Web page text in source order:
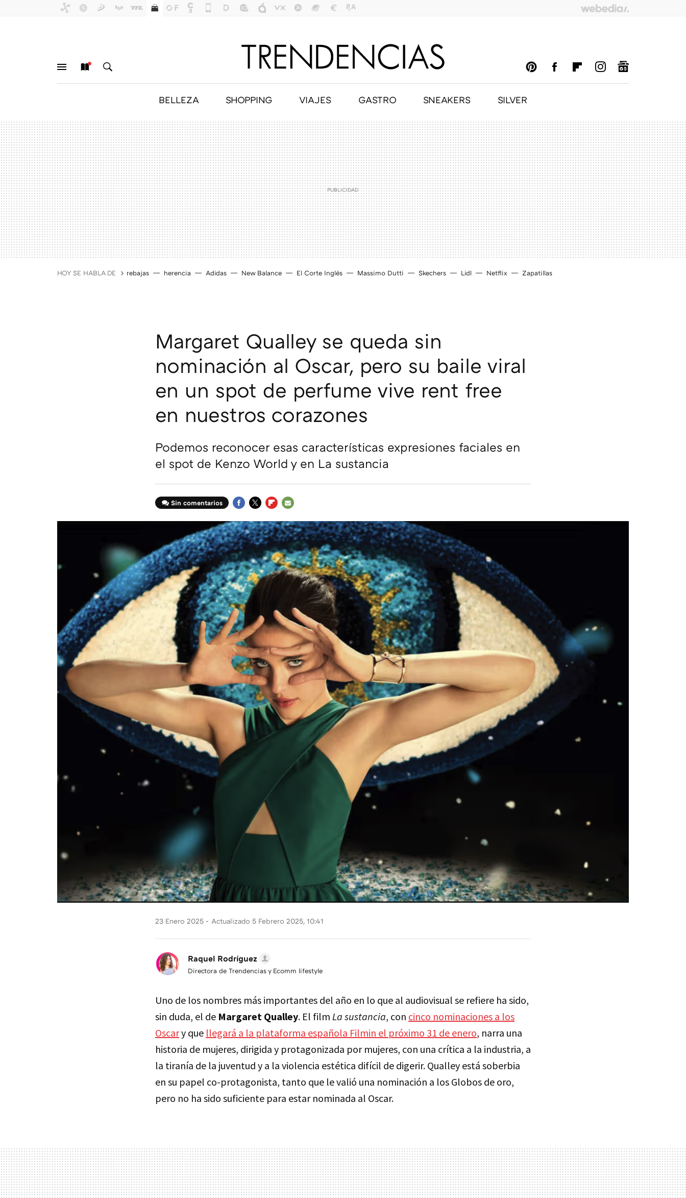
BELLEZA SHOPPING VIAJES GASTRO SNEAKERS SILVER
HOY SE HABLA DE rebajas herencia Adidas New Balance El Corte Inglés Massimo Dutti Skechers Lidl Netflix Zapatillas
Margaret Qualley se queda sin
nominación al Oscar, pero su baile viral
en un spot de perfume vive rent free
en nuestros corazones
Podemos reconocer esas características expresiones faciales en
el spot de Kenzo World y en La sustancia
Sin comentarios
MAIL
23 Enero 2025 Actualizado 5 Febrero 2025, 10:41
Raquel Rodríguez
Directora de Trendencias y Ecomm lifestyle
Uno de los nombres más importantes del año en lo que al audiovisual se refiere ha sido,
sin duda, el de Margaret Qualley. El film La sustancia, con cinco nominaciones a los
Oscary que llegará a la plataforma española Filmin el próximo 31 de enero, narra una
historia de mujeres, dirigida y protagonizada por mujeres, con una crítica a la industria, a
la tiranía de la juventud y a la violencia estética difícil de digerir. Qualley está soberbia
en su papel co-protagonista, tanto que le valió una nominación a los Globos de oro,
pero no ha sido suficiente para estar nominada al Oscar.